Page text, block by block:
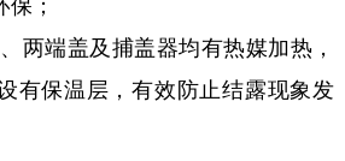
；
端盖及捕盖器均有热媒加热，
有保温层，有效防止结露现象发